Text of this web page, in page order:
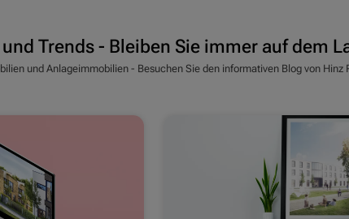
Trends - Bleiben Sie immer auf dem
und Anlageimmobilien - Besuchen Sie den informativen Blog von Hinz